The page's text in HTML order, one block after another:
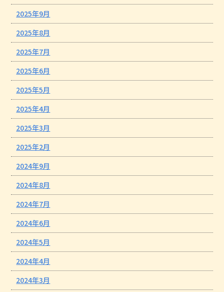
2025年9月
2025年8月
2025年7月
2025年6月
2025年5月
2025年4月
2025年3月
2025年2月
2024年9月
2024年8月
2024年7月
2024年6月
2024年5月
2024年4月
2024年3月